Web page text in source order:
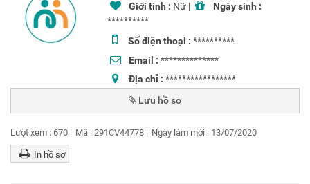
Giới tính : Nữ |
Ngày sinh :
**********
Số điện thoại : **********
Email : **************
Địa chỉ : *****************
Lượt xem : 670 | Mã : 291CV44778 | Ngày làm mới : 13/07/2020
In hồ sơ